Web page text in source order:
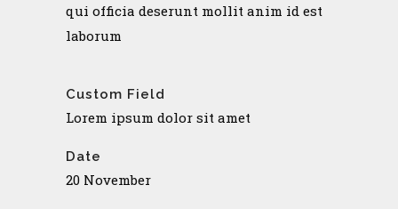
qui officia deserunt mollit anim id est
laborum
Custom Field
Lorem ipsum dolor sit amet
Date
20 November